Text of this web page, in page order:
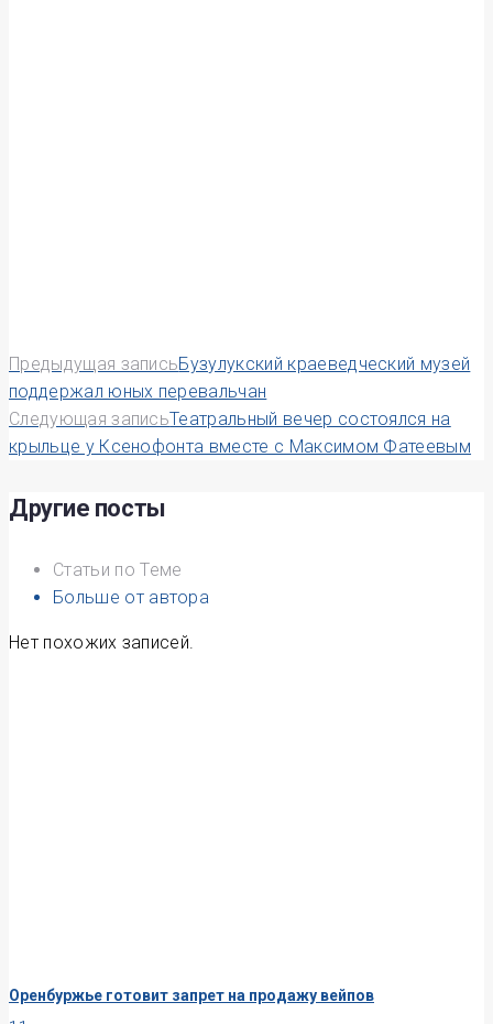
Навигация
по
записям
Предыдущая записьБузулукский краеведческий музей
поддержал юных перевальчан
Следующая записьТеатральный вечер состоялся на
крыльце у Ксенофонта вместе с Максимом Фатеевым
Другие посты
Статьи по Теме
Больше от автора
Нет похожих записей.
Оренбуржье готовит запрет на продажу вейпов